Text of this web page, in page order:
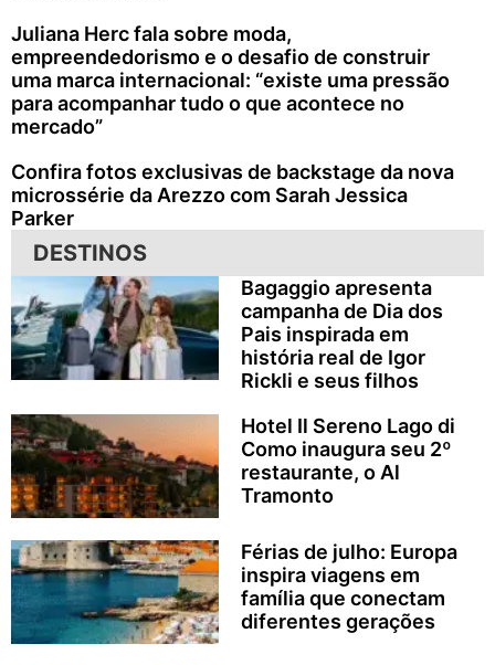
Juliana Herc fala sobre moda,
empreendedorismo e o desafio de construir
uma marca internacional: “existe uma pressão
para acompanhar tudo o que acontece no
mercado”
Confira fotos exclusivas de backstage da nova
microssérie da Arezzo com Sarah Jessica
Parker
DESTINOS
Bagaggio apresenta
campanha de Dia dos
Pais inspirada em
história real de Igor
Rickli e seus filhos
Hotel Il Sereno Lago di
Como inaugura seu 2º
restaurante, o Al
Tramonto
Férias de julho: Europa
inspira viagens em
família que conectam
diferentes gerações